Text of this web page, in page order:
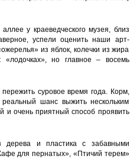
у краеведческого музея, близ
успели оценить наши арт-
из яблок, колечки из жира
но главное – восемь
суровое время года. Корм,
шанс выжить нескольким
и очень приятный способ проявить
дерева и пластика с забавными
для пернатых», «Птичий терем»